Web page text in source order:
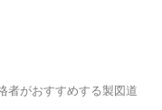
者がおすすめする製図道